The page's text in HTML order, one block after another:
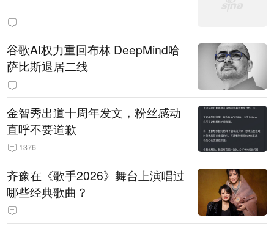
谷歌AI权力重回布林 DeepMind哈
萨比斯退居二线
金智秀出道十周年发文，粉丝感动
直呼不要道歉
1376
齐豫在《歌手2026》舞台上演唱过
哪些经典歌曲？